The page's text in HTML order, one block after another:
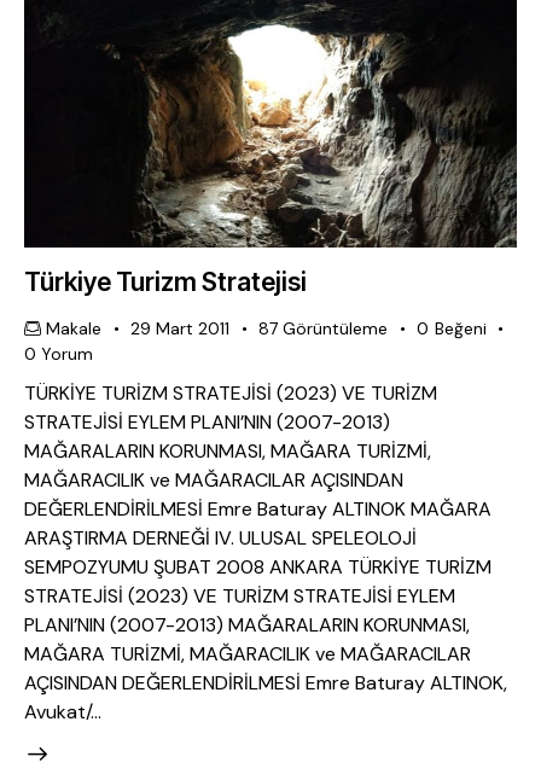
Türkiye Turizm Stratejisi
Makale 29 Mart 2011 87 Görüntüleme 0 Beğeni
0 Yorum
TÜRKİYE TURİZM STRATEJİSİ (2023) VE TURİZM
STRATEJİSİ EYLEM PLANI’NIN (2007-2013)
MAĞARALARIN KORUNMASI, MAĞARA TURİZMİ,
MAĞARACILIK ve MAĞARACILAR AÇISINDAN
DEĞERLENDİRİLMESİ Emre Baturay ALTINOK MAĞARA
ARAŞTIRMA DERNEĞİ IV. ULUSAL SPELEOLOJİ
SEMPOZYUMU ŞUBAT 2008 ANKARA TÜRKİYE TURİZM
STRATEJİSİ (2023) VE TURİZM STRATEJİSİ EYLEM
PLANI’NIN (2007-2013) MAĞARALARIN KORUNMASI,
MAĞARA TURİZMİ, MAĞARACILIK ve MAĞARACILAR
AÇISINDAN DEĞERLENDİRİLMESİ Emre Baturay ALTINOK,
Avukat/…